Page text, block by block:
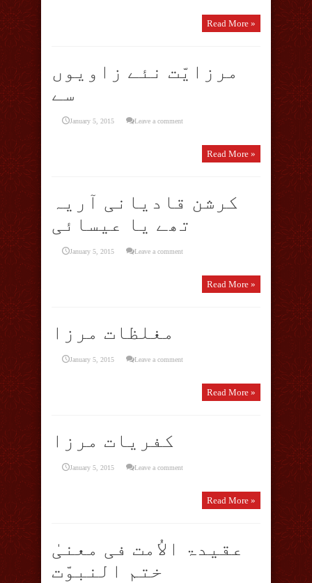
Read More »
مرزایّت نئے زاویوں
سے
January 5, 2015 Leave a comment
Read More »
کرشن قادیانی آریہ
تھے یا عیسائی
January 5, 2015 Leave a comment
Read More »
مغلظات مرزا
January 5, 2015 Leave a comment
Read More »
کفریات مرزا
January 5, 2015 Leave a comment
Read More »
عقیدۃ الاُمت فی معنیٰ
ختم النبوّت